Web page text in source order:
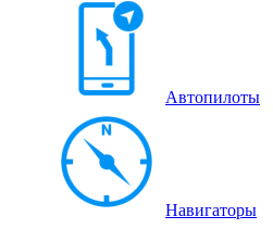
Автопилоты
Навигаторы